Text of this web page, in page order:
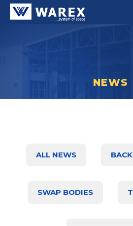
NEWS
ALL NEWS
SWAP BODIES